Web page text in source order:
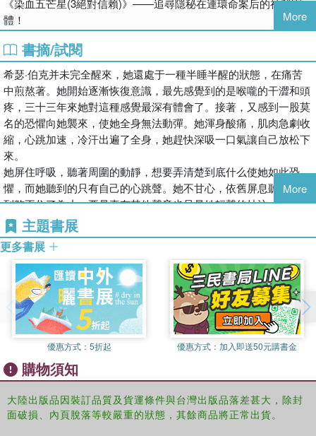
《染血五芒星(3絕對信賴)》——追尋隱秘在連環命案后的神秘團
體！
More
書摘/試閱
希瑟·伯克并未完全醒來，她還處于一種半睡半醒的狀態，在痛苦
中煎熬著。她開始逐漸恢復意識，最先感覺到的是喉嚨的干澀和頭
疼，三十三年來她對這種感覺最深有體會了。接著，又感到一股莫
名的恐懼向她襲來，使她全身無法動彈。她渾身酸痛，肌肉急劇收
縮，心跳加速，冷汗出遍了全身，她趕快深吸一口氣讓自己放松下
來。
她屏住呼吸，聽著周圍的動靜，想要弄清楚到底什么使她如此恐
懼，而她聽到的只有自己的心跳聲。她不甘心，依舊屏息聽著，直
到憋不住了為止。要是真有其他聲音也只是她輕聲的抽泣。
她盡力保持清淺的呼吸，想以最快的速度吸入一點兒新鮮的空氣，
她怕空氣中有別的東西。那個東西躲在黑暗里，讓人恐懼，她不想
被那東西發現。這使她想起了童年時代的噩夢，那妖怪追著她跑，
她只好躲起來不讓它逮到。
她努力撥開腦中的團團迷霧，冒出無數種想法，想要弄清楚自己到
底害怕什么。她終于完全清醒，放松了下來，但還是覺得自己糊里
糊涂的，還是有些害怕。
希瑟的頭還在隱隱作痛，這次頭痛比以往任何時候都要嚴重。
她極力壓制自己那莫名的恐懼感，慢慢睜開一只眼睛。似乎過了很
久，她才把瞇著的眼睛完全睜開。模糊的視線漸漸清晰起來，她看
見一道棱角分明的藍黑色影子斜射進屋里。
沒有動靜……
沒有東西從黑暗里猛撲過來……
More
主題書展
更多書展
優惠方式： 5折起 優惠方式： 加入即送50元購書金
購物須知
大陸出版品因裝訂品質及貨運條件與台灣出版品落差甚大，除封
面破損、內頁脫落等較嚴重的狀態，其餘商品將正常出貨。